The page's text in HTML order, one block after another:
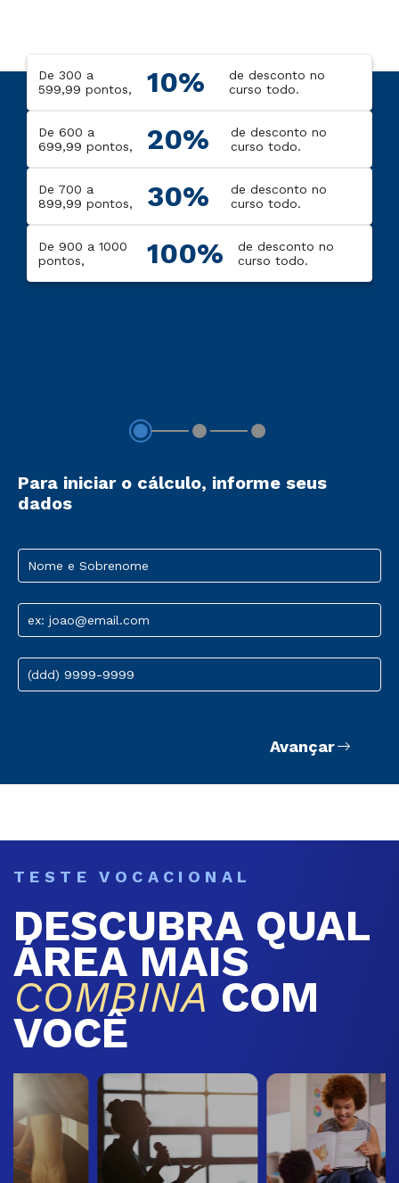
De 300 a
599,99 pontos,
10%
de desconto no
curso todo.
De 600 a
699,99 pontos,
20%
de desconto no
curso todo.
De 700 a
899,99 pontos,
30%
de desconto no
curso todo.
De 900 a 1000
pontos,
100%
de desconto no
curso todo.
Para iniciar o cálculo, informe seus
dados
Nome e Sobrenome
ex: joao@email.com
(ddd) 9999-9999
Avançar
TESTE VOCACIONAL
DESCUBRA QUAL
ÁREA MAIS
COMBINA COM
VOCÊ